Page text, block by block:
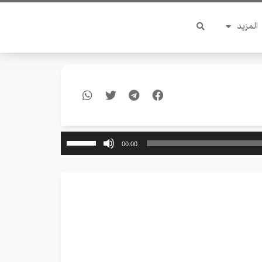
المزيد
00:00